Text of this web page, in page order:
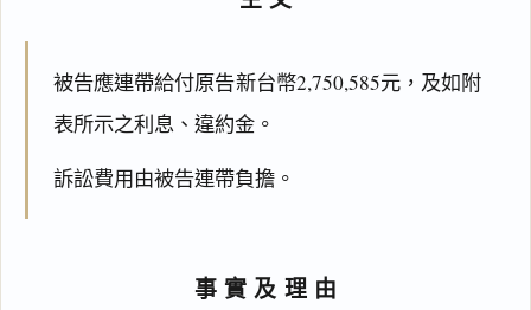
被告應連帶給付原告新台幣2,750,585元，及如附
表所示之利息、違約金。
訴訟費用由被告連帶負擔。
事實及理由